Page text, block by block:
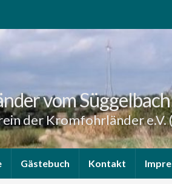
vom Süggelbach
der Kromfohrländer e.V.
Gästebuch Kontakt